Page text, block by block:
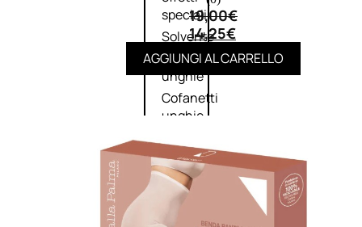
speciali
Solvente
Trattamenti
unghie
Cofanetti
unghie
19,00€
14,25€
AGGIUNGI AL CARRELLO